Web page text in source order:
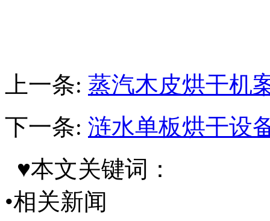
上一条: 蒸汽木皮烘干机
下一条: 涟水单板烘干设
♥本文关键词：
•相关新闻